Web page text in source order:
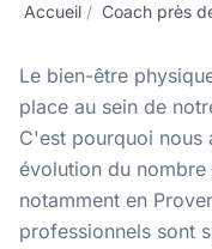
Accueil / Coach près
Le bien-être
place au sein de
C'est pourquoi nous
évolution du nombre
notamment en
professionnels sont